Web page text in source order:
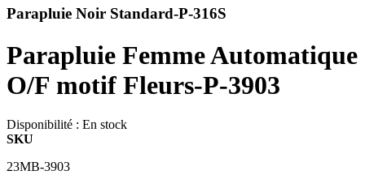
Parapluie Noir Standard-P-316S
Parapluie Femme Automatique
O/F motif Fleurs-P-3903
Disponibilité : En stock
SKU
23MB-3903